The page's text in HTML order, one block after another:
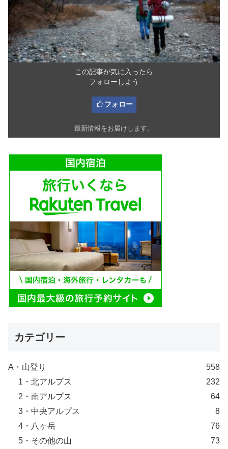
この記事が気に入ったら
フォローしよう
フォロー
最新情報をお届けします。
カテゴリー
A・山登り
558
1・北アルプス
232
2・南アルプス
64
3・中央アルプス
8
4・八ヶ岳
76
5・その他の山
73